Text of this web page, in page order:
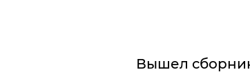
Вышел